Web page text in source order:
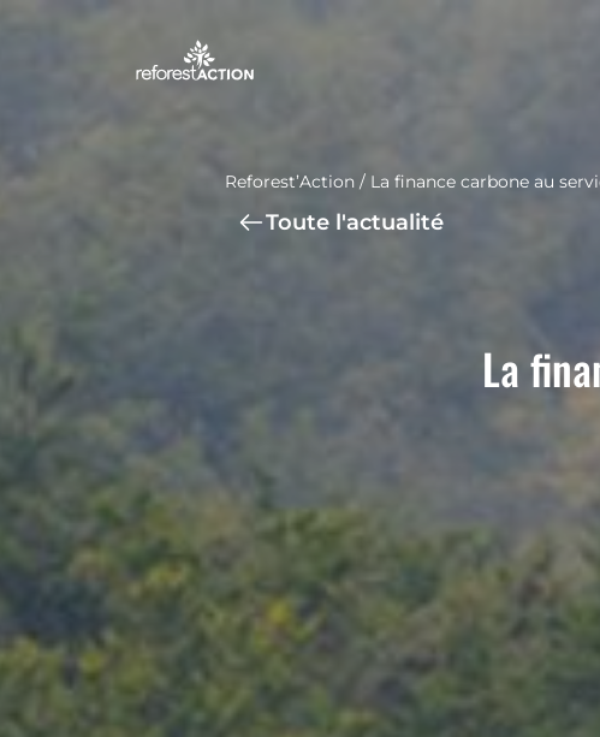
Reforest’Action / La finance carbone au
Toute l'actualité
La